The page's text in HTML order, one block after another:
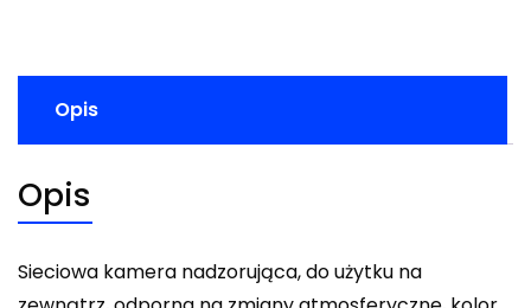
Opis
Opis
Sieciowa kamera nadzorująca, do użytku na